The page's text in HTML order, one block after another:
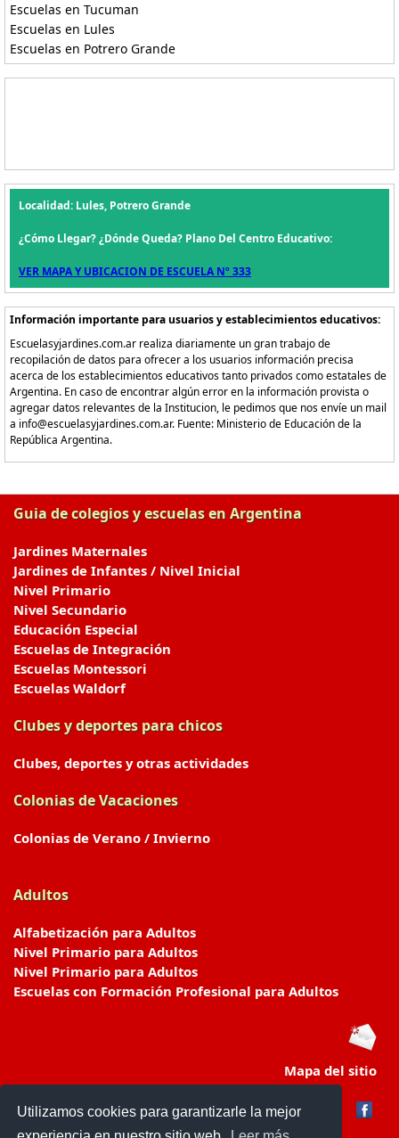
Utilizamos cookies para garantizarle la mejor
Escuelas en Tucuman
Escuelas en Lules
Escuelas en Potrero Grande
Localidad: Lules, Potrero Grande
¿Cómo Llegar? ¿Dónde Queda? Plano Del Centro Educativo:
VER MAPA Y UBICACION DE ESCUELA Nº 333
Información importante para usuarios y establecimientos educativos:
Escuelasyjardines.com.ar realiza diariamente un gran trabajo de
recopilación de datos para ofrecer a los usuarios información precisa
acerca de los establecimientos educativos tanto privados como estatales de
Argentina. En caso de encontrar algún error en la información provista o
agregar datos relevantes de la Institucion, le pedimos que nos envíe un mail
a info@escuelasyjardines.com.ar. Fuente: Ministerio de Educación de la
República Argentina.
Guia de colegios y escuelas en Argentina
Jardines Maternales
Jardines de Infantes / Nivel Inicial
Nivel Primario
Nivel Secundario
Educación Especial
Escuelas de Integración
Escuelas Montessori
Escuelas Waldorf
Clubes y deportes para chicos
Clubes, deportes y otras actividades
Colonias de Vacaciones
Colonias de Verano / Invierno
Adultos
Alfabetización para Adultos
Nivel Primario para Adultos
Nivel Primario para Adultos
Escuelas con Formación Profesional para Adultos
Mapa del sitio